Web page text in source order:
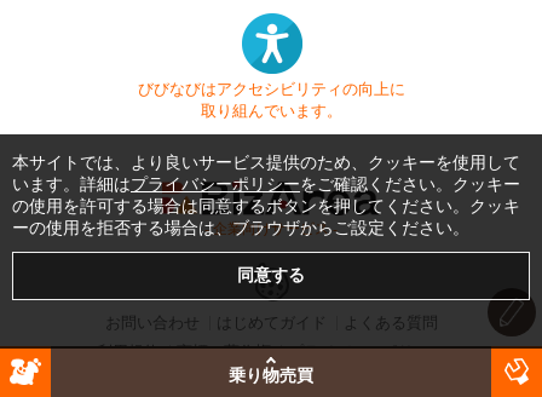
びびなびはアクセシビリティの向上に
取り組んでいます。
- 企業向けサービス -
お問い合わせ はじめてガイド
よくある質問
利用規約
商標・著作権 プライバシーポリシー
Copyright © 1999-2026 Vivid Navigation, Inc. All Rights Reserved.
乗り物売買
本サイトでは、より良いサービス提供のため、クッキーを使用して
います。詳細はプライバシーポリシーをご確認ください。クッキー
の使用を許可する場合は同意するボタンを押してください。クッキ
ーの使用を拒否する場合は、ブラウザからご設定ください。